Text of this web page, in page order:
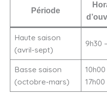
Période
Haute saison
(avril-sept)
9h30
Basse saison
(octobre-mars)
10h00
17h00